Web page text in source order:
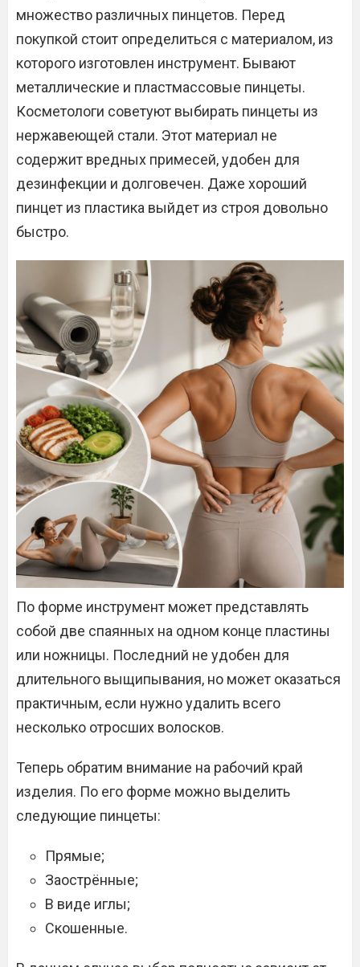
множество различных пинцетов. Перед
покупкой стоит определиться с материалом, из
которого изготовлен инструмент. Бывают
металлические и пластмассовые пинцеты.
Косметологи советуют выбирать пинцеты из
нержавеющей стали. Этот материал не
содержит вредных примесей, удобен для
дезинфекции и долговечен. Даже хороший
пинцет из пластика выйдет из строя довольно
быстро.
По форме инструмент может представлять
собой две спаянных на одном конце пластины
или ножницы. Последний не удобен для
длительного выщипывания, но может оказаться
практичным, если нужно удалить всего
несколько отросших волосков.
Теперь обратим внимание на рабочий край
изделия. По его форме можно выделить
следующие пинцеты:
Прямые;
Заострённые;
В виде иглы;
Скошенные.